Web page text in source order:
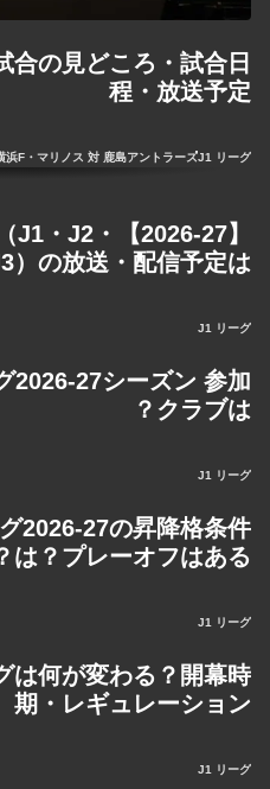
合の見どころ・試合日
程・放送予定
J1 リーグ
浜F・マリノス 対 鹿島アントラーズ
ーグ（J1・J2・
）の放送・配信予定は？
J1 リーグ
2026-27シーズン 参加
クラブは？
J1 リーグ
2026-27の昇降格条件
は？プレーオフはある？
J1 リーグ
は何が変わる？開幕時
期・レギュレーション
J1 リーグ